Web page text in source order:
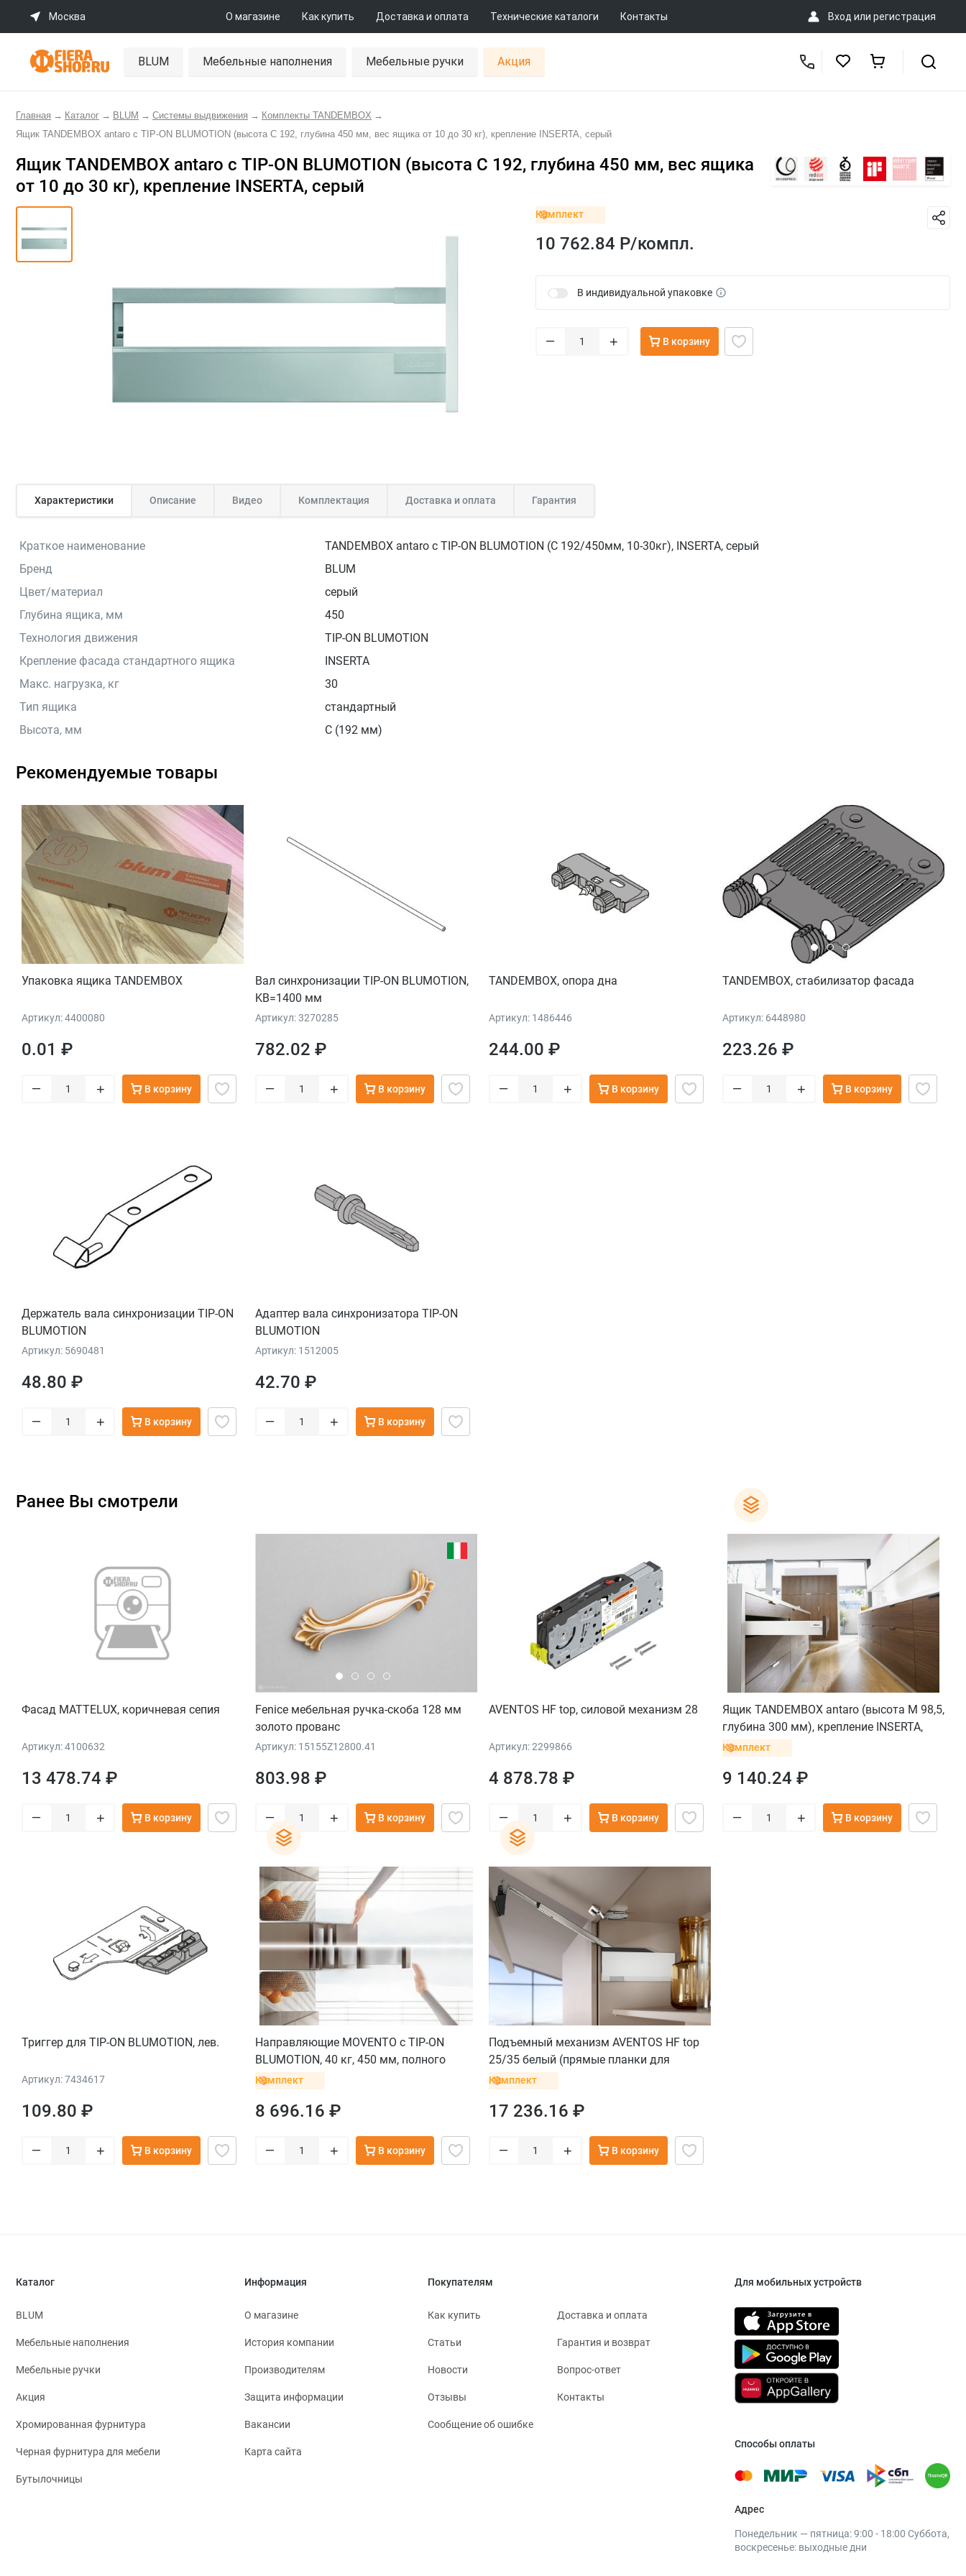
Москва О магазине Как купить Доставка и оплата Технические каталоги Контакты Вход или регистрация
BLUM Мебельные наполнения Мебельные ручки Акция
Главная → Каталог → BLUM → Системы выдвижения → Комплекты TANDEMBOX →
Ящик TANDEMBOX antaro с TIP-ON BLUMOTION (высота С 192, глубина 450 мм, вес ящика от 10 до 30 кг), крепление INSERTA, серый
Ящик TANDEMBOX antaro с TIP-ON BLUMOTION (высота С 192, глубина 450 мм, вес ящика
от 10 до 30 кг), крепление INSERTA, серый
Комплект
10 762.84 Р/компл.
В индивидуальной упаковке
– + В корзину
Характеристики Описание Видео Комплектация Доставка и оплата Гарантия
Краткое наименование
TANDEMBOX antaro с TIP-ON BLUMOTION (С 192/450мм, 10-30кг), INSERTA, серый
Бренд
BLUM
Цвет/материал
серый
Глубина ящика, мм
450
Технология движения
TIP-ON BLUMOTION
Крепление фасада стандартного ящика
INSERTA
Макс. нагрузка, кг
30
Тип ящика
стандартный
Высота, мм
С (192 мм)
Рекомендуемые товары
Упаковка ящика TANDEMBOX
Артикул: 4400080
0.01 ₽
– + В корзину
Вал синхронизации TIP-ON BLUMOTION,
KB=1400 мм
Артикул: 3270285
782.02 ₽
– + В корзину
TANDEMBOX, опора дна
Артикул: 1486446
244.00 ₽
– + В корзину
TANDEMBOX, стабилизатор фасада
Артикул: 6448980
223.26 ₽
– + В корзину
Держатель вала синхронизации TIP-ON
BLUMOTION
Артикул: 5690481
48.80 ₽
– + В корзину
Адаптер вала синхронизатора TIP-ON
BLUMOTION
Артикул: 1512005
42.70 ₽
– + В корзину
Ранее Вы смотрели
Фасад MATTELUX, коричневая сепия
Артикул: 4100632
13 478.74 ₽
– + В корзину
Fenice мебельная ручка-скоба 128 мм
золото прованс
Артикул: 15155Z12800.41
803.98 ₽
– + В корзину
AVENTOS HF top, силовой механизм 28
Артикул: 2299866
4 878.78 ₽
– + В корзину
Ящик TANDEMBOX antaro (высота М 98,5,
глубина 300 мм), крепление INSERTA,
белый
Комплект
9 140.24 ₽
– + В корзину
Триггер для TIP-ON BLUMOTION, лев.
Артикул: 7434617
109.80 ₽
– + В корзину
Направляющие MOVENTO с TIP-ON
BLUMOTION, 40 кг, 450 мм, полного
выдвижения (общий вес ящика до 20
кг), комплект
Комплект
8 696.16 ₽
– + В корзину
Подъемный механизм AVENTOS HF top
25/35 белый (прямые планки для
рычага и крестообразные с винтом для
петель)
Комплект
17 236.16 ₽
– + В корзину
Каталог
BLUM
Мебельные наполнения
Мебельные ручки
Акция
Хромированная фурнитура
Черная фурнитура для мебели
Бутылочницы
Информация
О магазине
История компании
Производителям
Защита информации
Вакансии
Карта сайта
Покупателям
Как купить Доставка и оплата
Статьи Гарантия и возврат
Новости Вопрос-ответ
Отзывы Контакты
Сообщение об ошибке
Для мобильных устройств
Способы оплаты
Адрес
Понедельник — пятница: 9:00 - 18:00 Суббота,
воскресенье: выходные дни